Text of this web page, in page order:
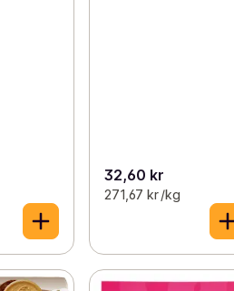
32,60 kr
271,67 kr /kg